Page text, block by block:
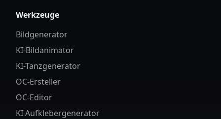
Werkzeuge
Bildgenerator
KI-Bildanimator
KI-Tanzgenerator
OC-Ersteller
OC-Editor
KI Aufklebergenerator